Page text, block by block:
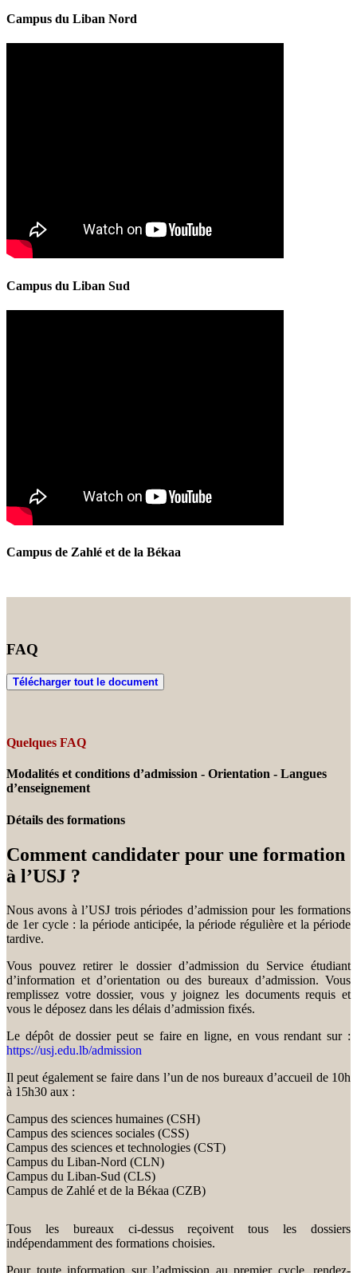
Campus du Liban Nord
Campus du Liban Sud
Campus de Zahlé et de la Békaa
FAQ
Télécharger tout le document
Quelques FAQ
Modalités et conditions d’admission - Orientation - Langues
d’enseignement
Détails des formations
Comment candidater pour une formation
à l’USJ ?
Nous avons à l’USJ trois périodes d’admission pour les formations
de 1er cycle : la période anticipée, la période régulière et la période
tardive.
Vous pouvez retirer le dossier d’admission du Service étudiant
d’information et d’orientation ou des bureaux d’admission. Vous
remplissez votre dossier, vous y joignez les documents requis et
vous le déposez dans les délais d’admission fixés.
Le dépôt de dossier peut se faire en ligne, en vous rendant sur :
https://usj.edu.lb/admission
Il peut également se faire dans l’un de nos bureaux d’accueil de 10h
à 15h30 aux :
Campus des sciences humaines (CSH)
Campus des sciences sociales (CSS)
Campus des sciences et technologies (CST)
Campus du Liban-Nord (CLN)
Campus du Liban-Sud (CLS)
Campus de Zahlé et de la Békaa (CZB)
Tous les bureaux ci-dessus reçoivent tous les dossiers
indépendamment des formations choisies.
Pour toute information sur l’admission au premier cycle, rendez-